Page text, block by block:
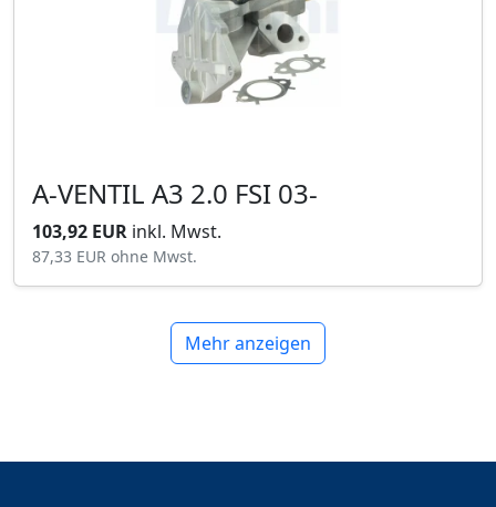
A-VENTIL A3 2.0 FSI 03-
103,92 EUR inkl. Mwst.
87,33 EUR ohne Mwst.
Mehr anzeigen